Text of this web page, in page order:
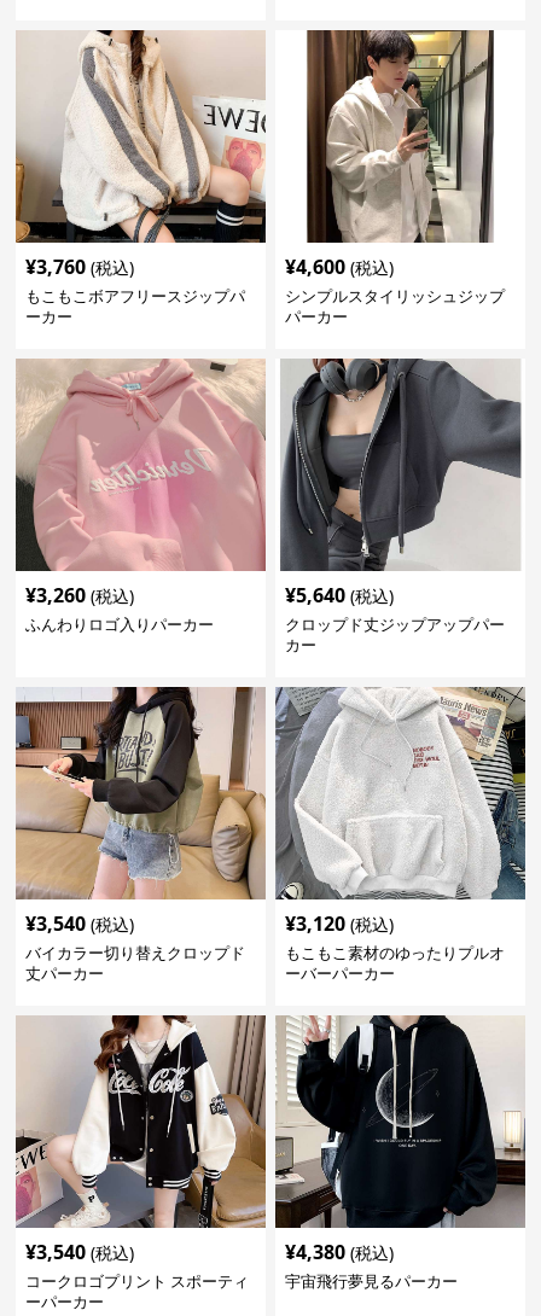
¥3,760 (税込)
もこもこボアフリースジップパ
ーカー
¥4,600 (税込)
シンプルスタイリッシュジップ
パーカー
¥3,260 (税込)
ふんわりロゴ入りパーカー
¥5,640 (税込)
クロップド丈ジップアップパー
カー
¥3,540 (税込)
バイカラー切り替えクロップド
丈パーカー
¥3,120 (税込)
もこもこ素材のゆったりプルオ
ーバーパーカー
¥3,540 (税込)
コークロゴプリント スポーティ
ーパーカー
¥4,380 (税込)
宇宙飛行夢見るパーカー